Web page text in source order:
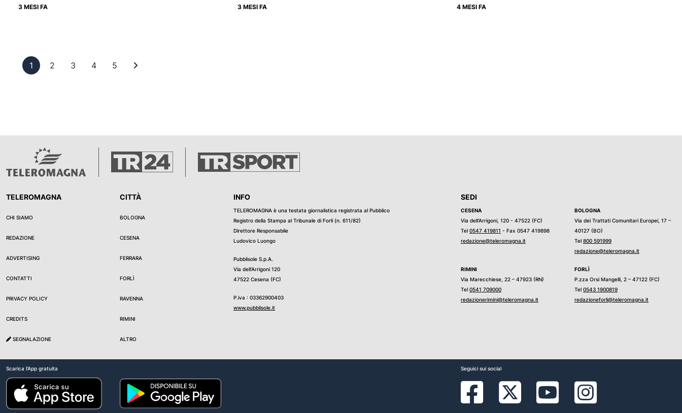
3 MESI FA 3 MESI FA 4 MESI FA
1 Pagina 1
2 Pagina 2
3 Pagina 3
4Pagina 4
5 Pagina 5
TELEROMAGNA
CHI SIAMO
REDAZIONE
ADVERTISING
CONTATTI
PRIVACY POLICY
CREDITS
SEGNALAZIONE
CITTÀ
BOLOGNA
CESENA
FERRARA
FORLÌ
RAVENNA
RIMINI
ALTRO
INFO
TELEROMAGNA è una testata giornalistica registrata al Pubblico
Registro della Stampa al Tribunale di Forli (n. 611/82)
Direttore Responsabile
Ludovico Luongo
Pubblisole S.p.A.
Via dell’Arrigoni 120
47522 Cesena (FC)
P.iva : 03362900403
www.pubblisole.it
SEDI
CESENA
Via dell’Arrigoni, 120 - 47522 (FC)
Tel 0547 419811 - Fax 0547 419898
redazione@teleromagna.it
BOLOGNA
Via dei Trattati Comunitari Europei, 17 –
40127 (BO)
Tel 800 591999
redazione@teleromagna.it
RIMINI
Via Marecchiese, 22 – 47923 (RN)
Tel 0541 709000
redazionerimini@teleromagna.it
FORLÌ
P.zza Orsi Mangelli, 2 – 47122 (FC)
Tel 0543 1900819
redazioneforli@teleromagna.it
Scarica l'App gratuita Seguici sui social